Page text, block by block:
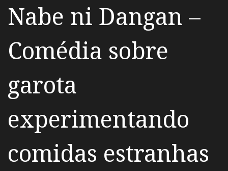
Nabe ni Dangan –
Comédia sobre
garota
experimentando
comidas estranhas